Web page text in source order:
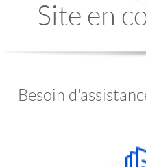
Site en
Besoin